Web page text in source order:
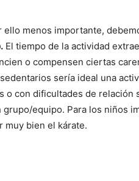
ello menos importante,
El tiempo de la actividad
o compensen ciertas
sería ideal una
o con dificultades de relación
grupo/equipo. Para los niños
muy bien el kárate.